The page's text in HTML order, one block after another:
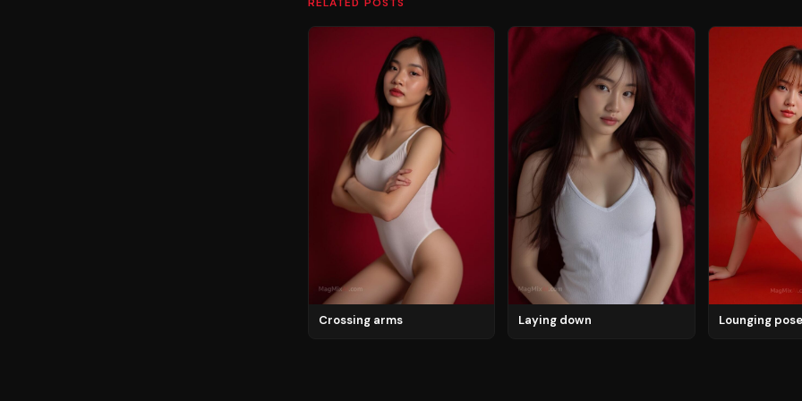
Crossing arms Laying down Lounging pose